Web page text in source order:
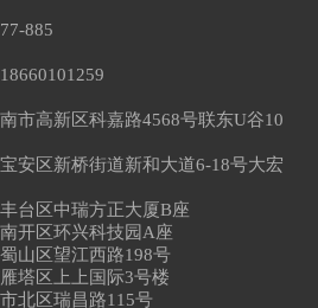
885
市高新区科嘉路4568号联东U谷10
安区新桥街道新和大道6-18号大宏
台区中瑞方正大厦B座
开区环兴科技园A座
山区望江西路198号
塔区上上国际3号楼
北区瑞昌路115号